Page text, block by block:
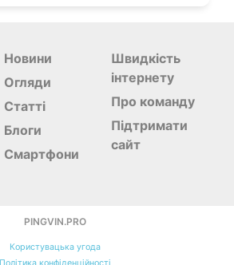
Новини
Огляди
Статті
Блоги
Смартфони
Швидкість
інтернету
Про команду
Підтримати
сайт
PINGVIN.PRO
Користувацька угода